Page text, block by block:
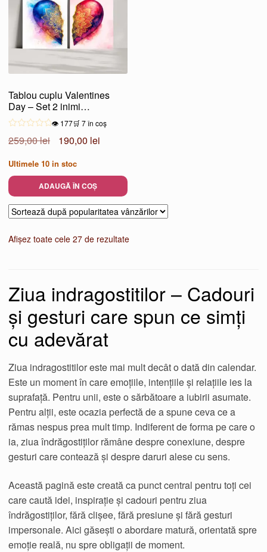
Tablou cuplu Valentines
Day – Set 2 inimi
complementare
👁️ 177🛒 7 în coș
259,00lei
Prețul
a
fost:
259,00 lei.
190,00 leiPrețul
190,00 lei.
Ultimele 10 in stoc
ADAUGĂ ÎN COȘ
Afișez toate cele 27 de rezultateSortat
Ziua indragostitilor – Cadouri
și gesturi care spun ce simți
cu adevărat
Ziua indragostitilor este mai mult decât o dată din calendar.
Este un moment în care emoțiile, intențiile și relațiile ies la
suprafață. Pentru unii, este o sărbătoare a iubirii asumate.
Pentru alții, este ocazia perfectă de a spune ceva ce a
rămas nespus prea mult timp. Indiferent de forma pe care o
ia, ziua îndrăgostiților rămâne despre conexiune, despre
gesturi care contează și despre daruri alese cu sens.
Această pagină este creată ca punct central pentru toți cei
care caută idei, inspirație și cadouri pentru ziua
îndrăgostiților, fără clișee, fără presiune și fără gesturi
impersonale. Aici găsești o abordare matură, orientată spre
emoție reală, nu spre obligații de moment.